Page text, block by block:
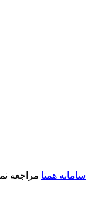
سامانه همتا مراجعه